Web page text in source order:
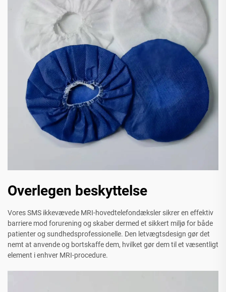
Overlegen beskyttelse
Vores SMS ikkevævede MRI-hovedtelefondæksler sikrer en effektiv
barriere mod forurening og skaber dermed et sikkert miljø for både
patienter og sundhedsprofessionelle. Den letvægtsdesign gør det
nemt at anvende og bortskaffe dem, hvilket gør dem til et væsentligt
element i enhver MRI-procedure.